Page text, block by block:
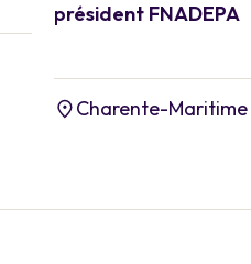
président FNADEPA
Charente-Maritime